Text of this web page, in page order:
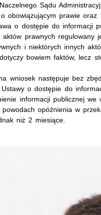
Sądu
obowiązującym prawie
o dostępie do informacji
prawnych
i niektórych innych
bowiem faktów, lecz
wniosek następuje bez
Ustawy o dostępie do
informacji publicznej
opóźnienia w
niż 2 miesiące.